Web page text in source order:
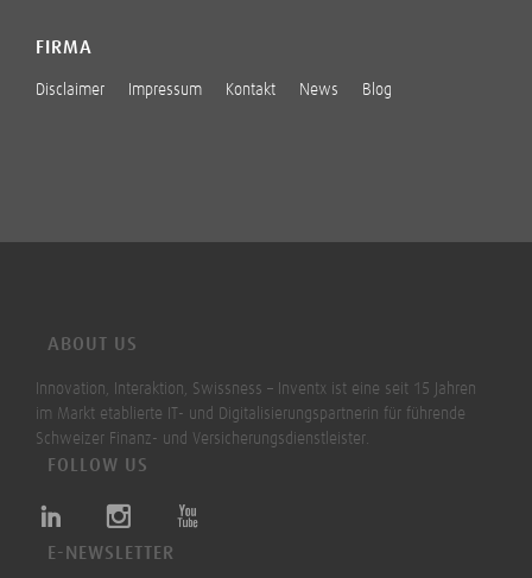
FIRMA
Disclaimer Impressum Kontakt News Blog
ABOUT US
Innovation, Interaktion, Swissness – Inventx ist eine seit 15 Jahren
im Markt etablierte IT- und Digitalisierungspartnerin für führende
Schweizer Finanz- und Versicherungsdienstleister.
FOLLOW US
E-NEWSLETTER